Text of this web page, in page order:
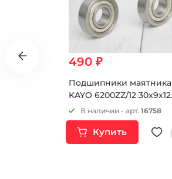
490 ₽
Подшипники маятника
KAYO 6200ZZ/12 30х9х12
(Пара 2шт)
В наличии - арт. 16758
Купить